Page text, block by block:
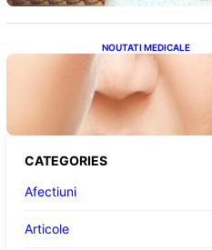
NOUTATI MEDICALE
Evoluția
Revelații Ne
CATEGORIES
Afectiuni
Articole